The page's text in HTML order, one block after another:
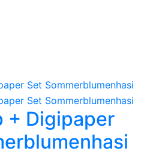
+ Digipaper